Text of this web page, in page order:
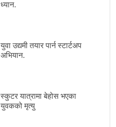
ध्यान.
युवा उद्यमी तयार पार्न स्टार्टअप
अभियान.
स्कुटर यात्रामा बेहोस भएका
युवकको मृत्यु